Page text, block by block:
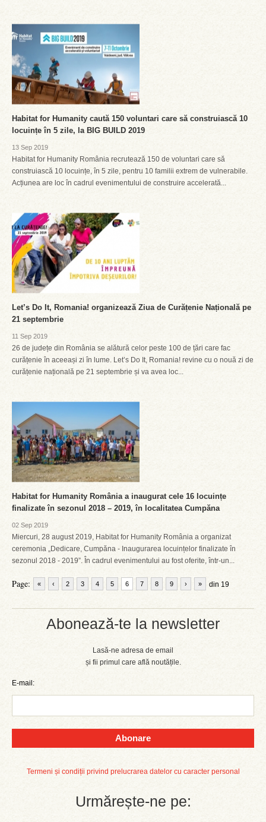
Abonează-te la newsletter
Lasă-ne adresa de email
și fii primul care află noutățile.
E-mail:
Abonare
Termeni și condiții privind prelucrarea datelor cu caracter personal
Urmărește-ne pe:
Habitat for Humanity caută 150 voluntari care să construiască 10
locuințe în 5 zile, la BIG BUILD 2019
13 Sep 2019
Habitat for Humanity România recrutează 150 de voluntari care să
construiască 10 locuințe, în 5 zile, pentru 10 familii extrem de vulnerabile.
Acțiunea are loc în cadrul evenimentului de construire accelerată...
Let’s Do It, Romania! organizează Ziua de Curățenie Națională pe
21 septembrie
11 Sep 2019
26 de județe din România se alătură celor peste 100 de țări care fac
curățenie în aceeași zi în lume. Let’s Do It, Romania! revine cu o nouă zi de
curățenie națională pe 21 septembrie și va avea loc...
Habitat for Humanity România a inaugurat cele 16 locuințe
finalizate în sezonul 2018 – 2019, în localitatea Cumpăna
02 Sep 2019
Miercuri, 28 august 2019, Habitat for Humanity România a organizat
ceremonia „Dedicare, Cumpăna - Inaugurarea locuințelor finalizate în
sezonul 2018 - 2019”. În cadrul evenimentului au fost oferite, într-un...
Page: « ‹ 2 3 4 5 6 7 8 9 din 19
› »